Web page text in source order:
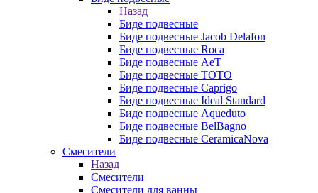
Назад
Биде подвесные
Биде подвесные Jacob Delafon
Биде подвесные Roca
Биде подвесные AeT
Биде подвесные TOTO
Биде подвесные Caprigo
Биде подвесные Ideal Standard
Биде подвесные Aqueduto
Биде подвесные BelBagno
Биде подвесные CeramicaNova
Смесители
Назад
Смесители
Смесители для ванны